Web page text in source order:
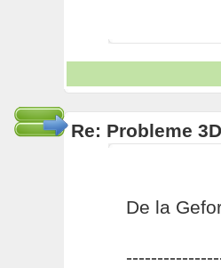
Re: Probleme
De la